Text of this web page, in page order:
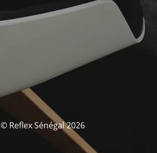
© Reflex Sénégal 2026